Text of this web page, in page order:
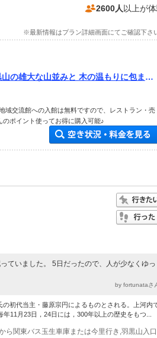
2600人 以上が
※最新情報はプラン詳細画面にてご確認下さ
の雄大な山並みと 木の温もりに包まれ
交流館への入館は無料ですので、レストラン・売
ポイント使ってお得に購入可能♪
ていました。 5日だったので、人が少なくゆっ
by fortunataさん
初代当主・藤原宗円によるものとされる。上河内
11月23日，24日には，300年以上の歴史をもつ...